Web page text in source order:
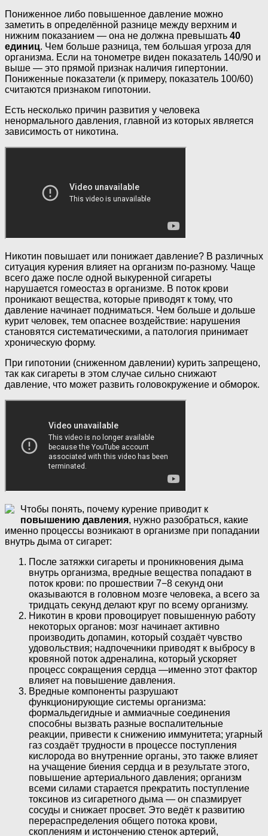
Пониженное либо повышенное давление можно
заметить в определённой разнице между верхним и
нижним показанием — она не должна превышать 40
единиц. Чем больше разница, тем большая угроза для
организма. Если на тонометре виден показатель 140/90 и
выше — это прямой признак наличия гипертонии.
Пониженные показатели (к примеру, показатель 100/60)
считаются признаком гипотонии.
Есть несколько причин развития у человека
ненормального давления, главной из которых является
зависимость от никотина.
Никотин повышает или понижает давление? В различных
ситуация курения влияет на организм по-разному. Чаще
всего даже после одной выкуренной сигареты
нарушается гомеостаз в организме. В поток крови
проникают вещества, которые приводят к тому, что
давление начинает подниматься. Чем больше и дольше
курит человек, тем опаснее воздействие: нарушения
становятся систематическими, а патология принимает
хроническую форму.
При гипотонии (сниженном давлении) курить запрещено,
так как сигареты в этом случае сильно снижают
давление, что может развить головокружение и обморок.
Чтобы понять, почему курение приводит к
повышению давления, нужно разобраться, какие
именно процессы возникают в организме при попадании
внутрь дыма от сигарет:
После затяжки сигареты и проникновения дыма
внутрь организма, вредные вещества попадают в
поток крови: по прошествии 7−8 секунд они
оказываются в головном мозге человека, а всего за
тридцать секунд делают круг по всему организму.
Никотин в крови провоцирует повышенную работу
некоторых органов: мозг начинает активно
производить допамин, который создаёт чувство
удовольствия; надпочечники приводят к выбросу в
кровяной поток адреналина, который ускоряет
процесс сокращения сердца —именно этот фактор
влияет на повышение давления.
Вредные компоненты разрушают
функционирующие системы организма:
формальдегидные и аммиачные соединения
способны вызвать разные воспалительные
реакции, привести к снижению иммунитета; угарный
газ создаёт трудности в процессе поступления
кислорода во внутренние органы, это также влияет
на учащение биения сердца и в результате этого,
повышение артериального давления; организм
всеми силами старается прекратить поступление
токсинов из сигаретного дыма — он спазмирует
сосуды и снижает просвет. Это ведёт к развитию
перераспределения общего потока крови,
скоплениям и истончению стенок артерий,